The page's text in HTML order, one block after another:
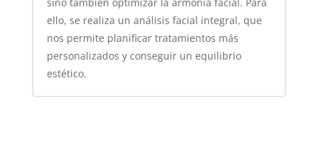
ello, se realiza un análisis facial integral, que
nos permite planificar tratamientos más
personalizados y conseguir un equilibrio
estético.